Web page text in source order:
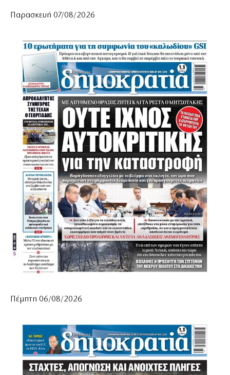
Παρασκευή 07/08/2026
Πέμπτη 06/08/2026